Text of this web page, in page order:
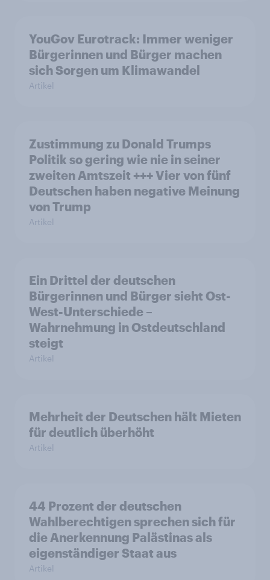
YouGov Eurotrack: Immer weniger
Bürgerinnen und Bürger machen
sich Sorgen um Klimawandel
Artikel
Zustimmung zu Donald Trumps
Politik so gering wie nie in seiner
zweiten Amtszeit +++ Vier von fünf
Deutschen haben negative Meinung
von Trump
Artikel
Ein Drittel der deutschen
Bürgerinnen und Bürger sieht Ost-
West-Unterschiede –
Wahrnehmung in Ostdeutschland
steigt
Artikel
Mehrheit der Deutschen hält Mieten
für deutlich überhöht
Artikel
44 Prozent der deutschen
Wahlberechtigen sprechen sich für
die Anerkennung Palästinas als
eigenständiger Staat aus
Artikel